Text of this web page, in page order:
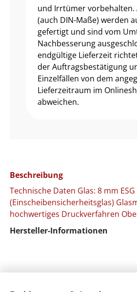
und Irrtümer vorbehalten.
(auch DIN-Maße) werden
gefertigt und sind vom
Nachbesserung
endgültige Lieferzeit
der Auftragsbestätigung
Einzelfällen von dem
Lieferzeitraum im
abweichen.
Beschreibung
Technische Daten Glas: 8 mm ESG
(Einscheibensicherheitsglas)
hochwertiges Druckverfahren
Hersteller-Informationen